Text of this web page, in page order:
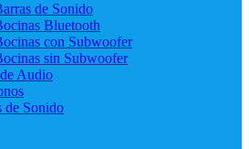
de Sonido
Bluetooth
con Subwoofer
sin Subwoofer
Audio
de Sonido